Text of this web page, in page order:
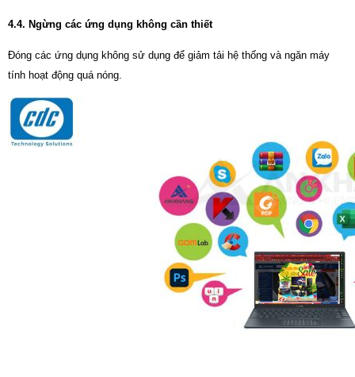
4.4. Ngừng các ứng dụng không cần thiết
Đóng các ứng dụng không sử dụng để giảm tải hệ thống và ngăn máy
tính hoạt động quá nóng.